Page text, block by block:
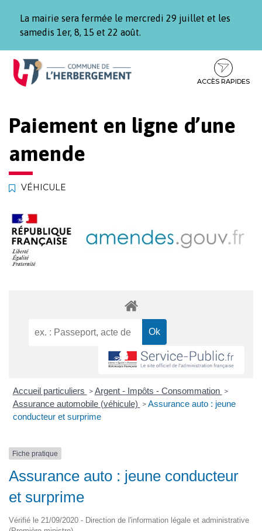
La mairie sera fermée le mercredi 29 juillet et les
samedis 1er, 8, 15 et 22 août.
Aller
Aller
contenu
Aller
pied
ACCÈS RAPIDES
Paiement en ligne d’une
amende
VÉHICULE
Accueil particuliers > Argent - Impôts - Consommation >
Assurance automobile (véhicule) > Assurance auto : jeune
conducteur et surprime
Fiche pratique
Assurance auto : jeune conducteur
et surprime
Vérifié le 21/09/2020 - Direction de l'information légale et administrative